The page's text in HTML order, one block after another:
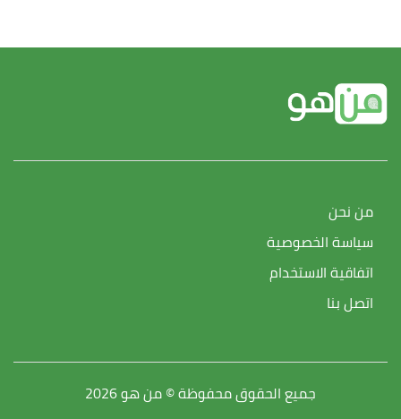
من نحن
سياسة الخصوصية
اتفاقية الاستخدام
اتصل بنا
جميع الحقوق محفوظة © من هو 2026